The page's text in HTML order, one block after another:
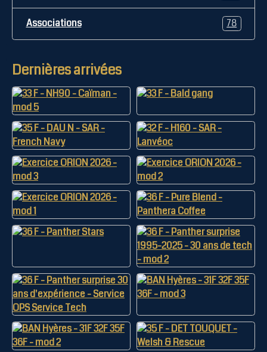
Associations 78
Dernières arrivées